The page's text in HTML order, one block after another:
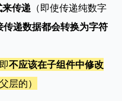
传递 （即使传递纯数字
传递数据都会转换为字符
不应该在子组件中修改
层的）